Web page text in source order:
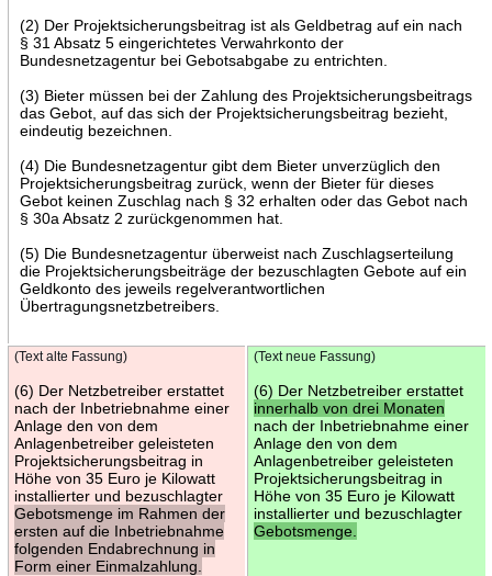
(2) Der Projektsicherungsbeitrag ist als Geldbetrag auf ein nach
§ 31 Absatz 5 eingerichtetes Verwahrkonto der
Bundesnetzagentur bei Gebotsabgabe zu entrichten.
(3) Bieter müssen bei der Zahlung des Projektsicherungsbeitrags
das Gebot, auf das sich der Projektsicherungsbeitrag bezieht,
eindeutig bezeichnen.
(4) Die Bundesnetzagentur gibt dem Bieter unverzüglich den
Projektsicherungsbeitrag zurück, wenn der Bieter für dieses
Gebot keinen Zuschlag nach § 32 erhalten oder das Gebot nach
§ 30a Absatz 2 zurückgenommen hat.
(5) Die Bundesnetzagentur überweist nach Zuschlagserteilung
die Projektsicherungsbeiträge der bezuschlagten Gebote auf ein
Geldkonto des jeweils regelverantwortlichen
Übertragungsnetzbetreibers.
(Text alte Fassung)
(6) Der Netzbetreiber erstattet
nach der Inbetriebnahme einer
Anlage den von dem
Anlagenbetreiber geleisteten
Projektsicherungsbeitrag in
Höhe von 35 Euro je Kilowatt
installierter und bezuschlagter
Gebotsmenge im Rahmen der
ersten auf die Inbetriebnahme
folgenden Endabrechnung in
Form einer Einmalzahlung.
(Text neue Fassung)
(6) Der Netzbetreiber erstattet
innerhalb von drei Monaten
nach der Inbetriebnahme einer
Anlage den von dem
Anlagenbetreiber geleisteten
Projektsicherungsbeitrag in
Höhe von 35 Euro je Kilowatt
installierter und bezuschlagter
Gebotsmenge.